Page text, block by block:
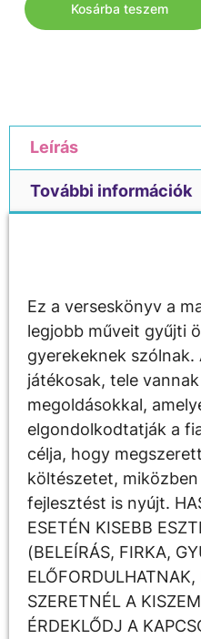
Kosárba teszem
Leírás
További információk
Ez a verseskönyv a
legjobb műveit gyűjti
gyerekeknek szólnak.
játékosak, tele
megoldásokkal,
elgondolkodtatják a
célja, hogy
költészetet,
fejlesztést is nyújt.
ESETÉN KISEBB
(BELEÍRÁS, FIRKA,
SZERETNÉL A
ÉRDEKLŐDJ A